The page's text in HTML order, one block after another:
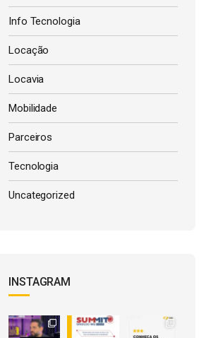
Info Tecnologia
Locação
Locavia
Mobilidade
Parceiros
Tecnologia
Uncategorized
INSTAGRAM